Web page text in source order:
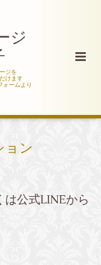
ジ
ジを
けます
ォームより
ョン
公式LINEから